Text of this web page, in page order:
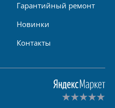
Гарантийный ремонт
Новинки
Контакты